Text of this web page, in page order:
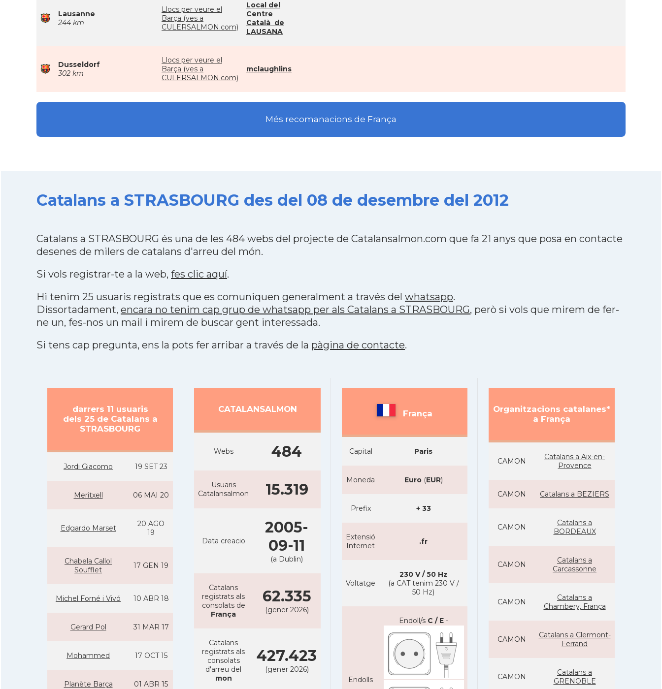
Lausanne
244 km
Llocs per veure el
Barça (ves a
CULERSALMON.com)
Local del
Centre
Català de
LAUSANA
Dusseldorf
302 km
Llocs per veure el
Barça (ves a
CULERSALMON.com)
mclaughlins
Més recomanacions de França
Catalans a STRASBOURG des del 08 de desembre del 2012
Catalans a STRASBOURG és una de les 484 webs del projecte de Catalansalmon.com que fa 21 anys que posa en contacte
desenes de milers de catalans d'arreu del món.
Si vols registrar-te a la web, fes clic aquí.
Hi tenim 25 usuaris registrats que es comuniquen generalment a través del whatsapp.
Dissortadament, encara no tenim cap grup de whatsapp per als Catalans a STRASBOURG, però si vols que mirem de fer-
ne un, fes-nos un mail i mirem de buscar gent interessada.
Si tens cap pregunta, ens la pots fer arribar a través de la pàgina de contacte.
darrers 11 usuaris
dels 25 de Catalans a
STRASBOURG
Jordi Giacomo 19 SET 23
Meritxell 06 MAI 20
Edgardo Marset
20 AGO
19
Chabela Callol
Soufflet
17 GEN 19
Michel Forné i Vivó 10 ABR 18
Gerard Pol 31 MAR 17
Mohammed 17 OCT 15
Planète Barça 01 ABR 15
CATALANSALMON
Webs 484
Usuaris
Catalansalmon
15.319
Data creacio
2005-
09-11
(a Dublin)
Catalans
registrats als
consolats de
França
62.335
(gener 2026)
Catalans
registrats als
consolats
d'arreu del
mon
427.423
(gener 2026)
França
Capital Paris
Moneda Euro(EUR)
Prefix + 33
Extensió
Internet
.fr
Voltatge
230 V / 50 Hz
(a CAT tenim 230 V /
50 Hz)
Endolls
Endoll/s C / E-
Organitzacions catalanes*
a França
CAMON
Catalans a Aix-en-
Provence
CAMON Catalans a BEZIERS
CAMON
Catalans a
BORDEAUX
CAMON
Catalans a
Carcassonne
CAMON
Catalans a
Chambery, França
CAMON
Catalans a Clermont-
Ferrand
CAMON
Catalans a
GRENOBLE